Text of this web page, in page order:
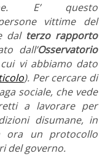
E’ questo
vittime del
dal terzo rapporto
dall’Osservatorio
vi abbiamo dato
). Per cercare di
sociale, che vede
a lavorare per
disumane, in
ora un protocollo
del governo.